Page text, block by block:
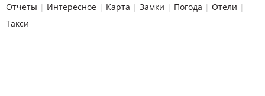
Отчеты | Интересное | Карта | Замки | Погода | Отели |
Такси